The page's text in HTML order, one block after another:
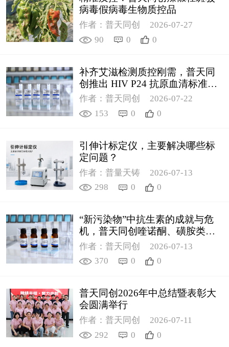
病毒假病毒生物质控品
作者：普天同创
2026-07-27
90
0 0
补齐艾滋检测质控刚需，普天同
创推出 HIV P24 抗原血清标准物
质
作者：普天同创
2026-07-22
153
0 0
引伸计标定仪，主要解决哪些标
定问题？
作者：普量天铸
2026-07-13
298
0 0
“新污染物”中抗生素的成就与危
机，普天同创喹诺酮、磺胺类质
控新品筑牢环境安全防线
作者：普天同创
2026-07-13
370
0 0
普天同创2026年中总结暨表彰大
会圆满举行
作者：普天同创
2026-07-11
292
0 0